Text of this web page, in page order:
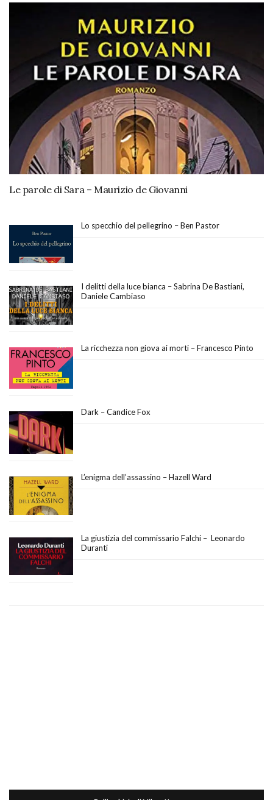
Le parole di Sara – Maurizio de Giovanni
Lo specchio del pellegrino – Ben Pastor
I delitti della luce bianca – Sabrina De Bastiani,
Daniele Cambiaso
La ricchezza non giova ai morti – Francesco Pinto
Dark – Candice Fox
L’enigma dell’assassino – Hazell Ward
La giustizia del commissario Falchi – Leonardo
Duranti